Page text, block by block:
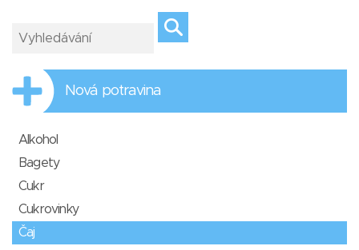
Nová potravina
Alkohol
Bagety
Cukr
Cukrovinky
Čaj